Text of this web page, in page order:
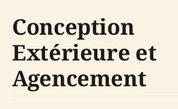
Conception
Extérieure et
Agencement